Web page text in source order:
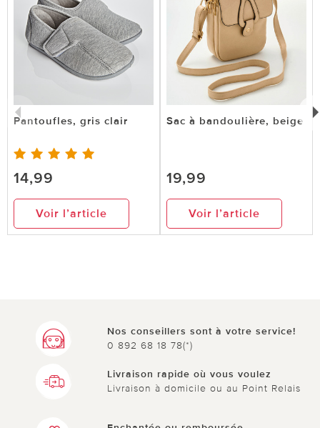
Pantoufles, gris clair
14,99
Voir l’article
Sac à bandoulière, beige
19,99
Voir l’article
Nos conseillers sont à votre service!
0 892 68 18 78(*)
Livraison rapide où vous voulez
Livraison à domicile ou au Point Relais